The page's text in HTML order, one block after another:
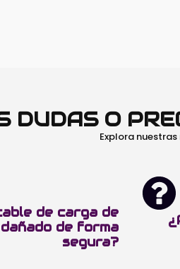
DUDAS O
Explora
de carga de
de forma
segura?